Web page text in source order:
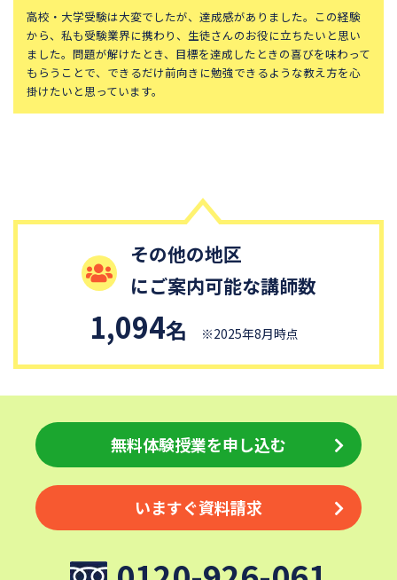
土佐中学校
國學院大學久我山中学校
大阪桐蔭中学校
東京都市大学等々力中学校
中央大学附属中学校
桐蔭学園中等教育学校
獨協中学校
平塚中等教育学校
城北埼玉中学校
日本大学中学校
かえつ有明中学校
浦和ルーテル学院中学校
帝塚山学院中学校
成蹊中学校
清泉女学院中学校
西武学園文理中学校
高校・大学受験は大変でしたが、達成感がありました。この経験
から、私も受験業界に携わり、生徒さんのお役に立ちたいと思い
ました。問題が解けたとき、目標を達成したときの喜びを味わって
もらうことで、できるだけ前向きに勉強できるような教え方を心
掛けたいと思っています。
その他の地区
にご案内可能な講師数
1,094名 ※2025年8月時点
無料体験授業を申し込む
いますぐ資料請求